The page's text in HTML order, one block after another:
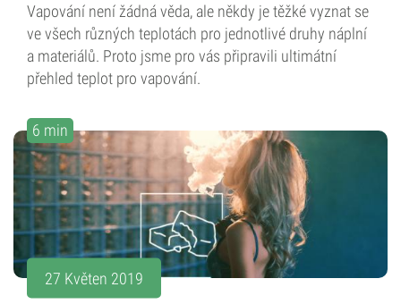
Vapování není žádná věda, ale někdy je těžké vyznat se
ve všech různých teplotách pro jednotlivé druhy náplní
a materiálů. Proto jsme pro vás připravili ultimátní
přehled teplot pro vapování.
6 min
27 Květen 2019